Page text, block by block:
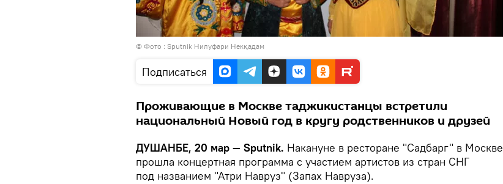
© Фото : Sputnik Нилуфари Некқадам
Подписаться
Проживающие в Москве таджикистанцы встретили
национальный Новый год в кругу родственников и друзей
ДУШАНБЕ, 20 мар — Sputnik. Накануне в ресторане "Садбарг" в Москве
прошла концертная программа с участием артистов из стран СНГ
под названием "Атри Навруз" (Запах Навруза).